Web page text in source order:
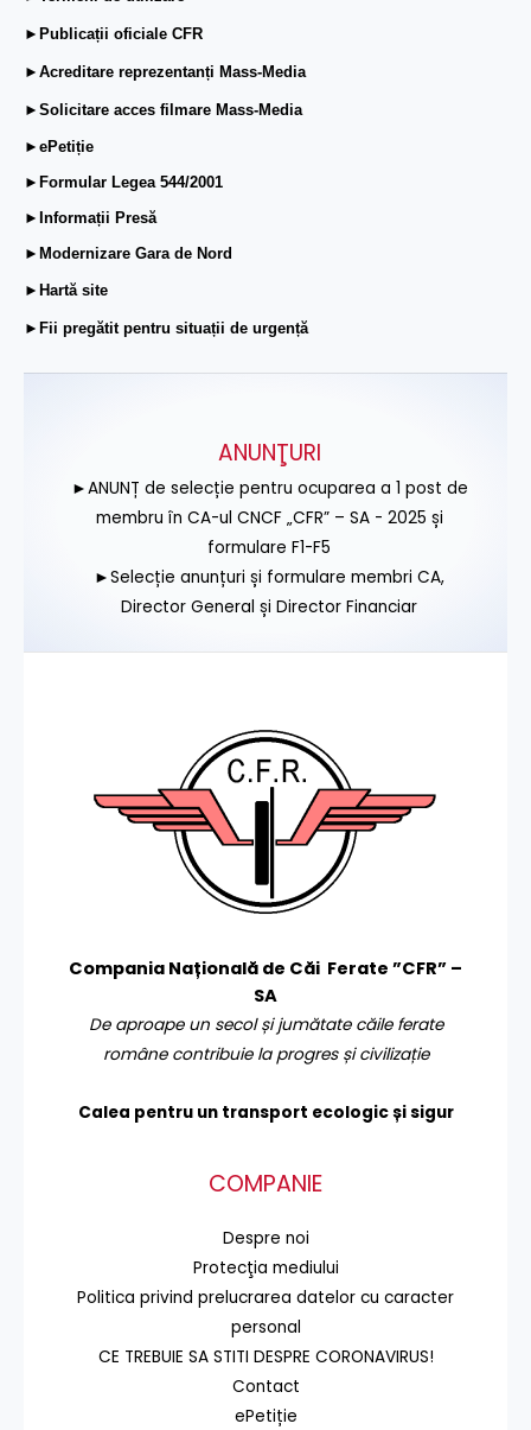
►Publicații oficiale CFR
►Acreditare reprezentanți Mass-Media
►Solicitare acces filmare Mass-Media
►ePetiție
►Formular Legea 544/2001
►Informații Presă
►Modernizare Gara de Nord
►Hartă site
►Fii pregătit pentru situații de urgență
ANUNŢURI
►ANUNȚ de selecție pentru ocuparea a 1 post de
membru în CA-ul CNCF „CFR” – SA - 2025 și
formulare F1-F5
►Selecție anunțuri și formulare membri CA,
Director General și Director Financiar
Compania Națională de Căi Ferate ”CFR” –
SA
De aproape un secol și jumătate căile ferate
române contribuie la progres și civilizație
Calea pentru un transport ecologic și sigur
COMPANIE
Despre noi
Protecţia mediului
Politica privind prelucrarea datelor cu caracter
personal
CE TREBUIE SA STITI DESPRE CORONAVIRUS!
Contact
ePetiție